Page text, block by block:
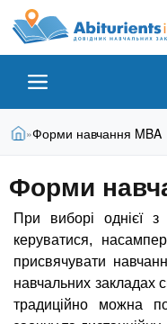
A
b
i
t
u
r
п
р
в
о
н
и
к
У
ч
е
В
д
с
ь
Главная
»Форми навчання MBA
Форми
При виборі однієї
керуватися,
присвячувати
навчальних закладах
традиційно можна